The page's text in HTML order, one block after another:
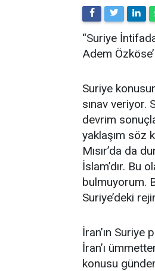
“Suriye
Adem
Suriye
sınav veriyor.
devrim
yaklaşım söz
Mısır’da da
İslam’dır. Bu
bulmuyorum.
Suriye’deki
İran’ın Suriye
İran’ı
konusu